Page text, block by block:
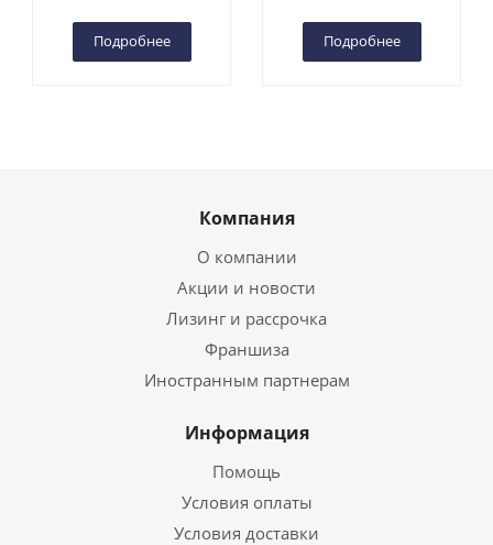
Подробнее Подробнее
Компания
О компании
Акции и новости
Лизинг и рассрочка
Франшиза
Иностранным партнерам
Информация
Помощь
Условия оплаты
Условия доставки